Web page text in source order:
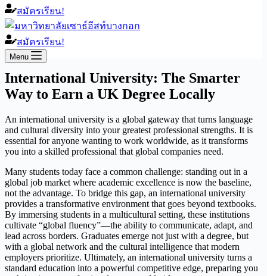
สมัครเรียน!
สมัครเรียน!
Menu
International University: The Smarter
Way to Earn a UK Degree Locally
An international university is a global gateway that turns language
and cultural diversity into your greatest professional strengths. It is
essential for anyone wanting to work worldwide, as it transforms
you into a skilled professional that global companies need.
Many students today face a common challenge: standing out in a
global job market where academic excellence is now the baseline,
not the advantage. To bridge this gap, an international university
provides a transformative environment that goes beyond textbooks.
By immersing students in a multicultural setting, these institutions
cultivate “global fluency”—the ability to communicate, adapt, and
lead across borders. Graduates emerge not just with a degree, but
with a global network and the cultural intelligence that modern
employers prioritize. Ultimately, an international university turns a
standard education into a powerful competitive edge, preparing you